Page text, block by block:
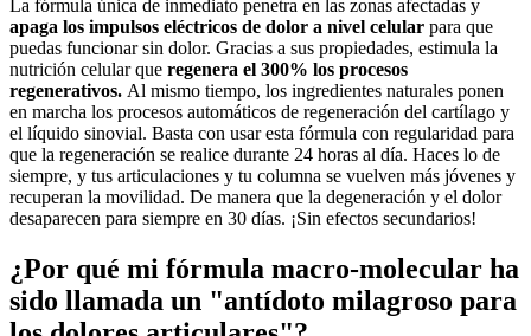
La fórmula única de inmediato penetra en las zonas afectadas y
apaga los impulsos eléctricos de dolor a nivel celular para que
puedas funcionar sin dolor. Gracias a sus propiedades, estimula la
nutrición celular que regenera el 300% los procesos
regenerativos. Al mismo tiempo, los ingredientes naturales ponen
en marcha los procesos automáticos de regeneración del cartílago y
el líquido sinovial. Basta con usar esta fórmula con regularidad para
que la regeneración se realice durante 24 horas al día. Haces lo de
siempre, y tus articulaciones y tu columna se vuelven más jóvenes y
recuperan la movilidad. De manera que la degeneración y el dolor
desaparecen para siempre en 30 días. ¡Sin efectos secundarios!
¿Por qué mi fórmula macro-molecular ha
sido llamada un "antídoto milagroso para